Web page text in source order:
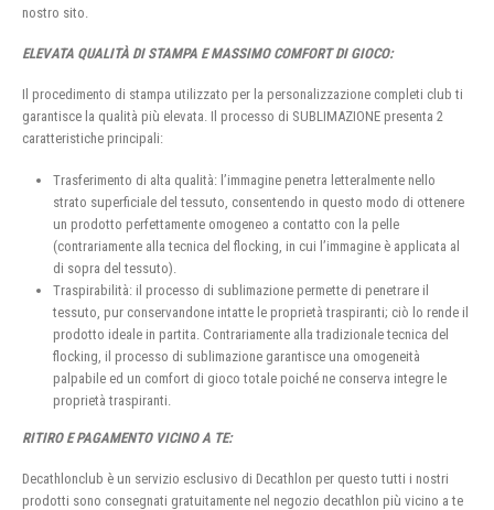
nostro sito.
ELEVATA QUALITÀ DI STAMPA E MASSIMO COMFORT DI GIOCO:
Il procedimento di stampa utilizzato per la personalizzazione completi club ti
garantisce la qualità più elevata. Il processo di SUBLIMAZIONE presenta 2
caratteristiche principali:
Trasferimento di alta qualità: l’immagine penetra letteralmente nello
strato superficiale del tessuto, consentendo in questo modo di ottenere
un prodotto perfettamente omogeneo a contatto con la pelle
(contrariamente alla tecnica del flocking, in cui l’immagine è applicata al
di sopra del tessuto).
Traspirabilità: il processo di sublimazione permette di penetrare il
tessuto, pur conservandone intatte le proprietà traspiranti; ciò lo rende il
prodotto ideale in partita. Contrariamente alla tradizionale tecnica del
flocking, il processo di sublimazione garantisce una omogeneità
palpabile ed un comfort di gioco totale poiché ne conserva integre le
proprietà traspiranti.
RITIRO E PAGAMENTO VICINO A TE:
Decathlonclub è un servizio esclusivo di Decathlon per questo tutti i nostri
prodotti sono consegnati gratuitamente nel negozio decathlon più vicino a te